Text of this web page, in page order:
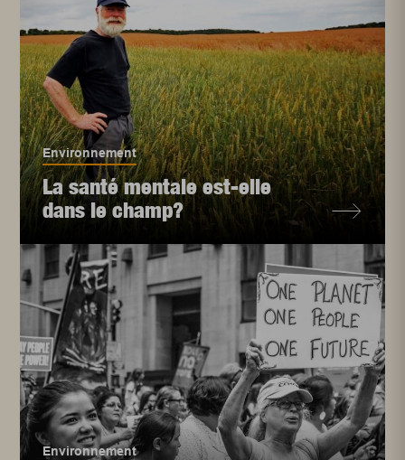
Environnement
La santé mentale est-elle
dans le champ?
Environnement